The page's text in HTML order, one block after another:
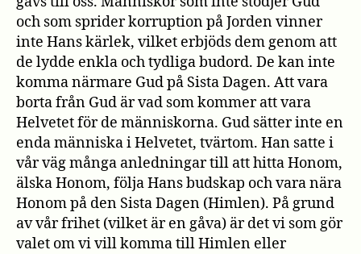
och som sprider korruption på Jorden vinner
inte Hans kärlek, vilket erbjöds dem genom att
de lydde enkla och tydliga budord. De kan inte
komma närmare Gud på Sista Dagen. Att vara
borta från Gud är vad som kommer att vara
Helvetet för de människorna. Gud sätter inte en
enda människa i Helvetet, tvärtom. Han satte i
vår väg många anledningar till att hitta Honom,
älska Honom, följa Hans budskap och vara nära
Honom på den Sista Dagen (Himlen). På grund
av vår frihet (vilket är en gåva) är det vi som gör
valet om vi vill komma till Himlen eller